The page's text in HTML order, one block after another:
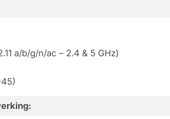
a/b/g/n/ac – 2.4 & 5 GHz)